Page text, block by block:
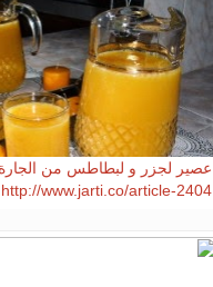
http://www.jarti.co/article-2404